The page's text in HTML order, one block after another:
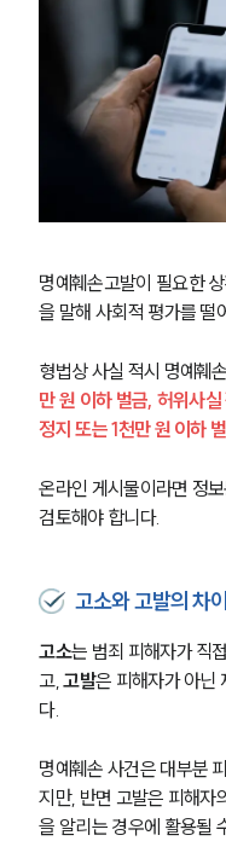
명예훼손고발이 필요한
을 말해 사회적 평가를 떨
형법상 사실 적시 명예훼
만 원 이하 벌금, 허위사
정지 또는 1천만 원 이하
온라인 게시물이라면 정
검토해야 합니다.
고소와 고발의 차이
고소는 범죄 피해자가 직
고, 고발은 피해자가 아닌
다.
명예훼손 사건은 대부분
지만, 반면 고발은 피해자
을 알리는 경우에 활용될